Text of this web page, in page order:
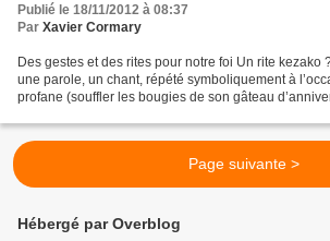
Publié le 18/11/2012 à 08:37
Par Xavier Cormary
Des gestes et des rites pour notre foi Un rite kezako
une parole, un chant, répété symboliquement à
profane (souffler les bougies de son gâteau
Page suivante >
Hébergé par Overblog